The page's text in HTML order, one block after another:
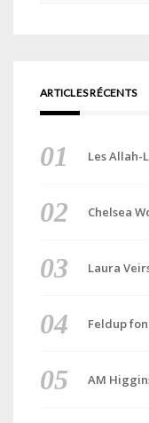
ARTICLES RÉCENTS
Les Allah-
Chelsea
Laura
Feldup
AM